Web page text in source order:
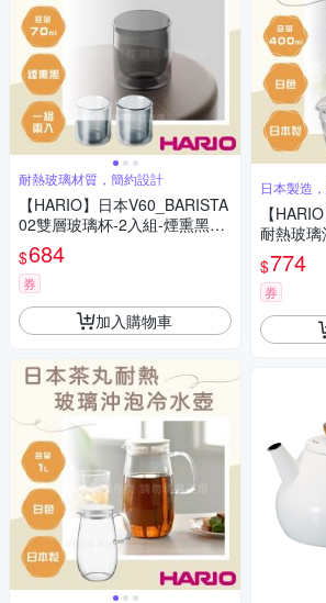
耐熱玻璃材質，簡約設計
【HARIO】日本V60_BARISTA
02雙層玻璃杯-2入組-煙熏黑70
ml
$684
券
加入購物車
日本製造
【
耐熱玻
ml-白色
$774
券